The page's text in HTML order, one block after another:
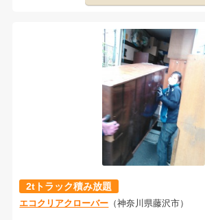
2tトラック積み放題
エコクリアクローバー （神奈川県藤沢市）